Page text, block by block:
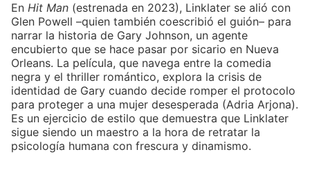
En Hit Man (estrenada en 2023), Linklater se alió con
Glen Powell –quien también coescribió el guión– para
narrar la historia de Gary Johnson, un agente
encubierto que se hace pasar por sicario en Nueva
Orleans. La película, que navega entre la comedia
negra y el thriller romántico, explora la crisis de
identidad de Gary cuando decide romper el protocolo
para proteger a una mujer desesperada (Adria Arjona).
Es un ejercicio de estilo que demuestra que Linklater
sigue siendo un maestro a la hora de retratar la
psicología humana con frescura y dinamismo.